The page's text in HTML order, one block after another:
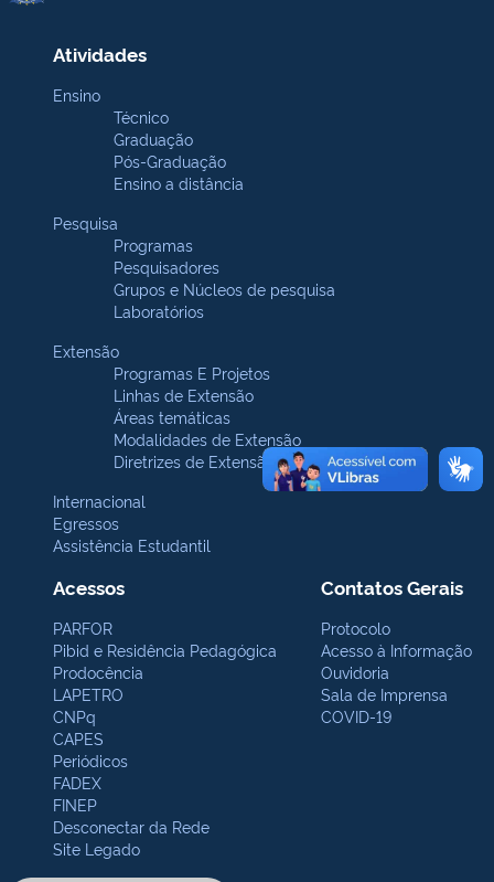
Atividades
Ensino
Técnico
Graduação
Pós-Graduação
Ensino a distância
Pesquisa
Programas
Pesquisadores
Grupos e Núcleos de pesquisa
Laboratórios
Extensão
Programas E Projetos
Linhas de Extensão
Áreas temáticas
Modalidades de Extensão
Diretrizes de Extensão
Internacional
Egressos
Assistência Estudantil
Acessos
PARFOR
Pibid e Residência Pedagógica
Prodocência
LAPETRO
CNPq
CAPES
Periódicos
FADEX
FINEP
Desconectar da Rede
Site Legado
Contatos Gerais
Protocolo
Acesso à Informação
Ouvidoria
Sala de Imprensa
COVID-19